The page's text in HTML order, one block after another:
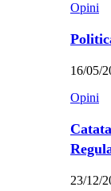
Opini
16/05/
Opini
23/12/